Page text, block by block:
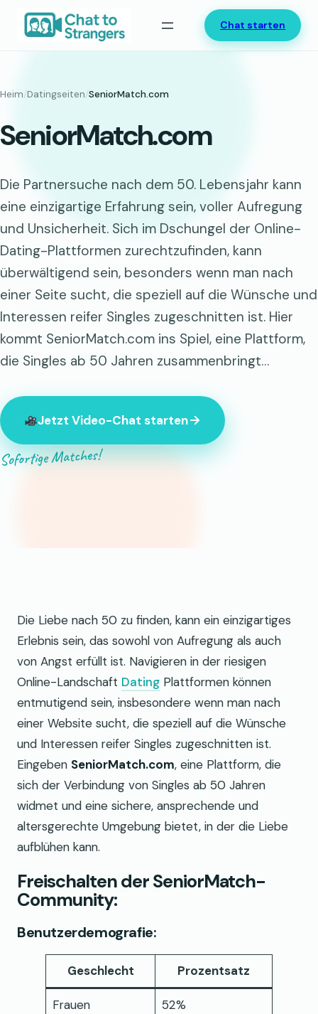
Inhalt
springen
Chat starten
Heim/Datingseiten/SeniorMatch.com
SeniorMatch.com
Die Partnersuche nach dem 50. Lebensjahr kann
eine einzigartige Erfahrung sein, voller Aufregung
und Unsicherheit. Sich im Dschungel der Online-
Dating-Plattformen zurechtzufinden, kann
überwältigend sein, besonders wenn man nach
einer Seite sucht, die speziell auf die Wünsche und
Interessen reifer Singles zugeschnitten ist. Hier
kommt SeniorMatch.com ins Spiel, eine Plattform,
die Singles ab 50 Jahren zusammenbringt…
Jetzt Video-Chat starten
Sofortige Matches!
Die Liebe nach 50 zu finden, kann ein einzigartiges
Erlebnis sein, das sowohl von Aufregung als auch
von Angst erfüllt ist. Navigieren in der riesigen
Online-Landschaft Dating Plattformen können
entmutigend sein, insbesondere wenn man nach
einer Website sucht, die speziell auf die Wünsche
und Interessen reifer Singles zugeschnitten ist.
Eingeben SeniorMatch.com, eine Plattform, die
sich der Verbindung von Singles ab 50 Jahren
widmet und eine sichere, ansprechende und
altersgerechte Umgebung bietet, in der die Liebe
aufblühen kann.
Freischalten der SeniorMatch-
Community:
Benutzerdemografie:
Geschlecht Prozentsatz
Frauen 52%